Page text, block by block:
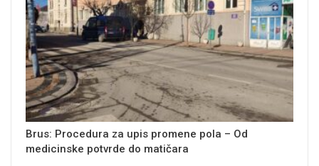
Brus: Procedura za upis promene pola – Od
medicinske potvrde do matičara